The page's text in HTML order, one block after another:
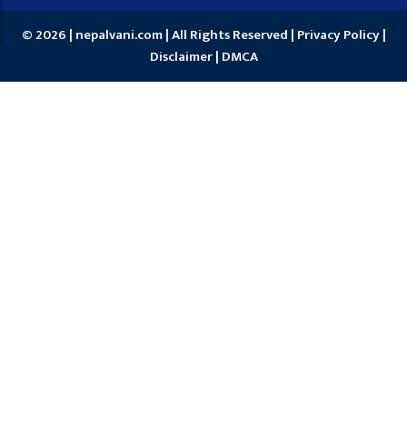
© 2026 | nepalvani.com | All Rights Reserved | Privacy Policy|
Disclaimer| DMCA